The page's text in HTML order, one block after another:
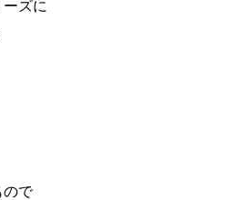
ズに
ので